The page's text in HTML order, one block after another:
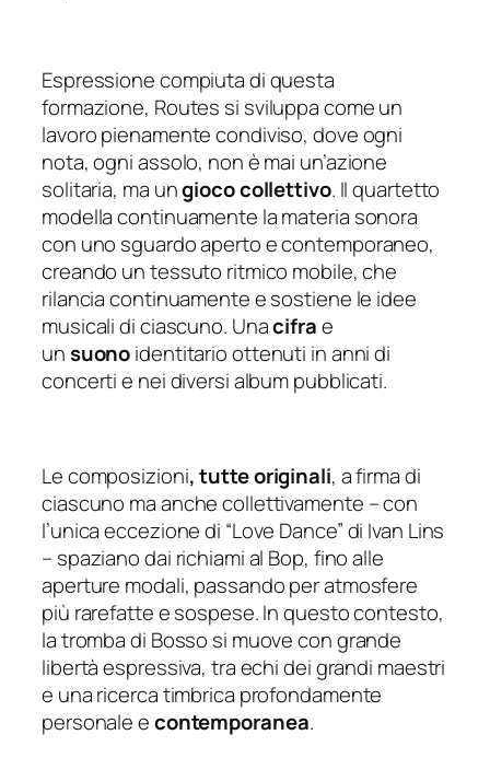
Espressione compiuta di questa
formazione, Routes si sviluppa come un
lavoro pienamente condiviso, dove ogni
nota, ogni assolo, non è mai un’azione
solitaria, ma ungioco collettivo. Il quartetto
modella continuamente la materia sonora
con uno sguardo aperto e contemporaneo,
creando un tessuto ritmico mobile, che
rilancia continuamente e sostiene le idee
musicali di ciascuno. Unacifrae
unsuonoidentitarioottenuti in anni di
concerti e nei diversi album pubblicati.
Le composizioni, tutte originali, a firma di
ciascuno ma anche collettivamente – con
l’unica eccezione di “Love Dance” di Ivan Lins
– spaziano dai richiami al Bop, fino alle
aperture modali, passando per atmosfere
più rarefatte e sospese. In questo contesto,
la tromba di Bosso si muove con grande
libertà espressiva, tra echi dei grandi maestri
e una ricerca timbrica profondamente
personale econtemporanea.